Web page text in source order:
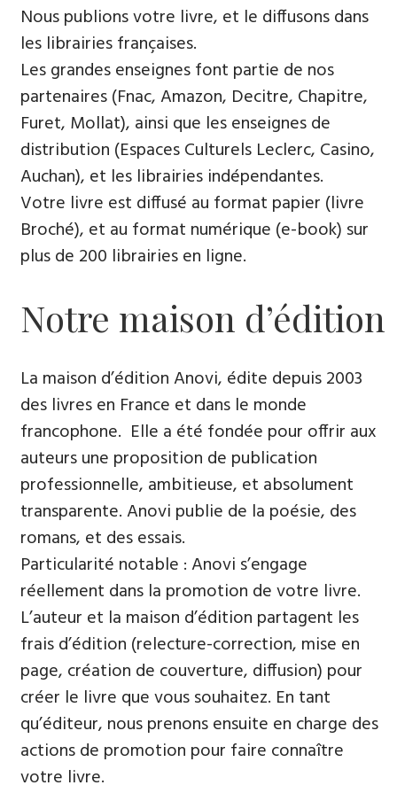
Nous publions votre livre, et le diffusons dans
les librairies françaises​.
Les grandes enseignes font partie de nos
partenaires (Fnac, Amazon, Decitre, Chapitre,
Furet, Mollat), ainsi que les enseignes de
distribution (Espaces Culturels Leclerc, Casino,
Auchan), et les librairies indépendantes.
Votre livre est diffusé au format papier (livre
Broché), et au format numérique (e-book) sur
plus de 200 librairies en ligne.
Notre maison d’édition
La maison d’édition Anovi, édite depuis 2003
des livres en France et dans le monde
francophone. Elle a été fondée pour offrir aux
auteurs une proposition de publication
professionnelle, ambitieuse, et absolument
transparente. Anovi publie de la poésie, des
romans, et des essais.
Particularité notable : Anovi s’engage
réellement dans la promotion de votre livre.
L’auteur et la maison d’édition partagent les
frais d’édition (relecture-correction, mise en
page, création de couverture, diffusion) pour
créer le livre que vous souhaitez. En tant
qu’éditeur, nous prenons ensuite en charge des
actions de promotion pour faire connaître
votre livre.